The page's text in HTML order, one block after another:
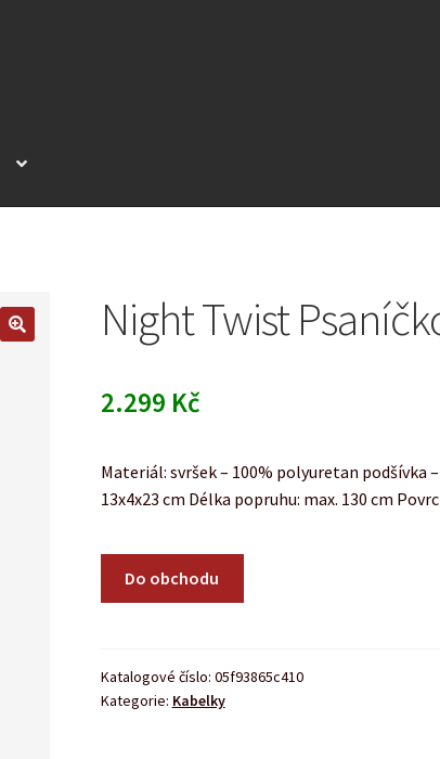
Night Twist
2.299 Kč
Materiál: svršek – 100% polyuretan podšívka
13x4x23 cm Délka popruhu: max. 130 cm
Do obchodu
Katalogové číslo: 05f93865c410
Kategorie: Kabelky